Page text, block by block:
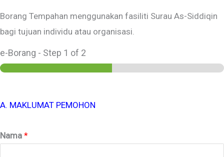
Borang Tempahan menggunakan fasiliti Surau As-Siddiqin
bagi tujuan individu atau organisasi.
e-Borang - Step 1 of 2
A. MAKLUMAT PEMOHON
Nama *